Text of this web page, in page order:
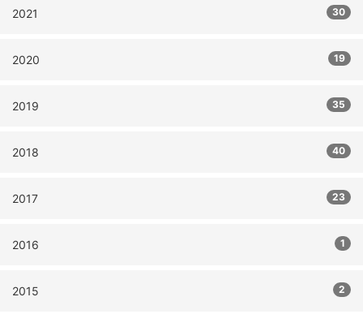
2021 30
2020 19
2019 35
2018 40
2017 23
2016 1
2015 2